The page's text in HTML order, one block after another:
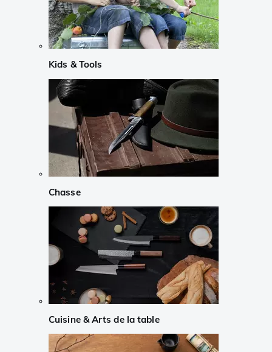
Kids & Tools
Chasse
Cuisine & Arts de la table